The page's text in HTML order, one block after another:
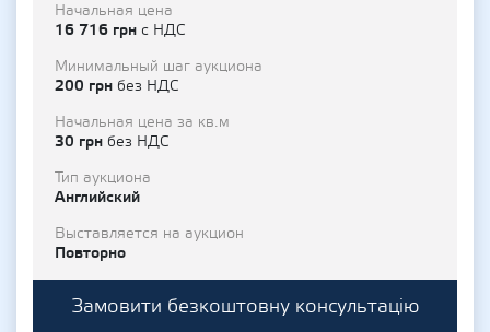
Начальная цена
16 716 грн с НДС
Минимальный шаг аукциона
200 грн без НДС
Начальная цена за кв.м
30 грн без НДС
Тип аукциона
Английский
Выставляется на аукцион
Повторно
Замовити безкоштовну консультацію